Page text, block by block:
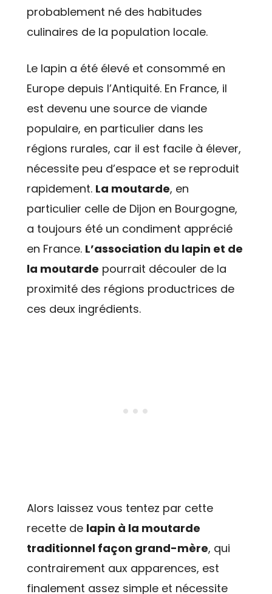
probablement né des habitudes
culinaires de la population locale.
Le lapin a été élevé et consommé en
Europe depuis l’Antiquité. En France, il
est devenu une source de viande
populaire, en particulier dans les
régions rurales, car il est facile à élever,
nécessite peu d’espace et se reproduit
rapidement. La moutarde, en
particulier celle de Dijon en Bourgogne,
a toujours été un condiment apprécié
en France. L’association du lapin et de
la moutarde pourrait découler de la
proximité des régions productrices de
ces deux ingrédients.
Alors laissez vous tentez par cette
recette de lapin à la moutarde
traditionnel façon grand-mère, qui
contrairement aux apparences, est
finalement assez simple et nécessite